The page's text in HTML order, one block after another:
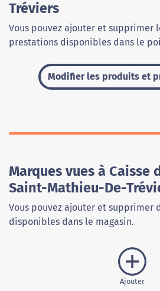
Tréviers
Vous pouvez ajouter et supprimer
prestations disponibles dans le
Modifier les produits et
Marques vues à Caisse
Saint-Mathieu-De-
Vous pouvez ajouter et supprimer
disponibles dans le magasin.
Ajouter